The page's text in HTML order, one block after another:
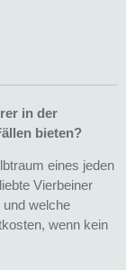
in der
bieten?
eines jeden
Vierbeiner
welche
wenn kein